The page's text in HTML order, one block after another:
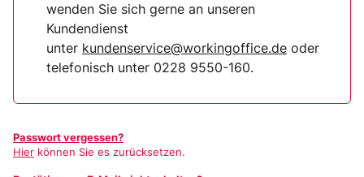
wenden Sie sich gerne an unseren
Kundendienst
unter kundenservice@workingoffice.de oder
telefonisch unter 0228 9550-160.
Passwort vergessen?
Hier können Sie es zurücksetzen.